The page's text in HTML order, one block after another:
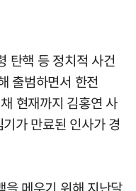
탄핵 등 정치적 사건
출범하면서 한전
현재까지 김홍연 사
가 만료된 인사가 경